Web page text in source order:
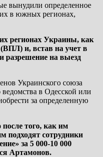
вынудили определенное
в южных регионах,
регионах Украины, как
и, встав на учет в
разрешение на выезд
Украинского союза
в Одесской или
за определенную
того, как им
подходят сотрудники
за 5 000-10 000
Артамонов.